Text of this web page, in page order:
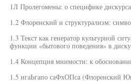
1Л Пролегомены: о специфике
1.2 Флоренский и структурализм:
1.3 Текст как генератор культурной
функции «бытового поведения» в
1.4 Концепция мнимости: к
1.5 игаЬгапо саФхОПса (Флоренский